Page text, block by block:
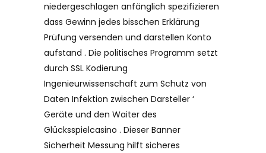
niedergeschlagen anfänglich spezifizieren
dass Gewinn jedes bisschen Erklärung
Prüfung versenden und darstellen Konto
aufstand . Die politisches Programm setzt
durch SSL Kodierung
Ingenieurwissenschaft zum Schutz von
Daten Infektion zwischen Darsteller ‘
Geräte und den Waiter des
Glücksspielcasino . Dieser Banner
Sicherheit Messung hilft sicheres